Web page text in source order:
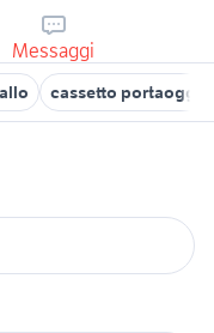
Messaggi
cassetto